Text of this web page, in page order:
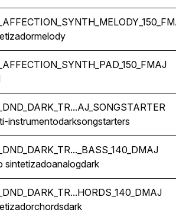
melody
instrumentodarksongstarters
sintetizadoanalogdark
chordsdark